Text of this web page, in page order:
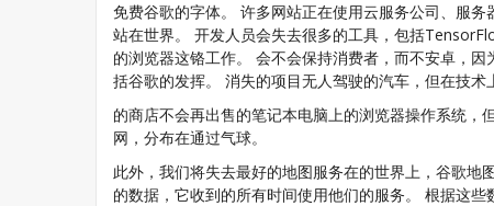
免费谷歌的字体。 许多网站正在使用云服务公司、服
站在世界。 开发人员会失去很多的工具，包括
的浏览器这铬工作。 会不会保持消费者，而不安卓，
括谷歌的发挥。 消失的项目无人驾驶的汽车，但在技术
的商店不会再出售的笔记本电脑上的浏览器操作系统
网，分布在通过气球。
此外，我们将失去最好的地图服务在的世界上，谷歌
的数据，它收到的所有时间使用他们的服务。 根据这